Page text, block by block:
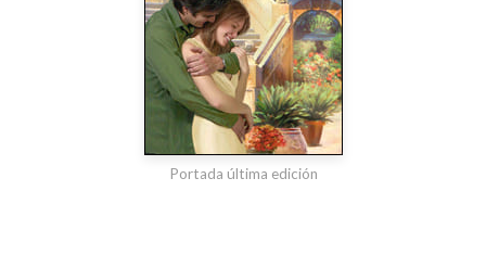
Portada última edición